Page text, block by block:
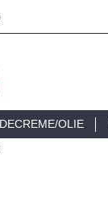
OLIE